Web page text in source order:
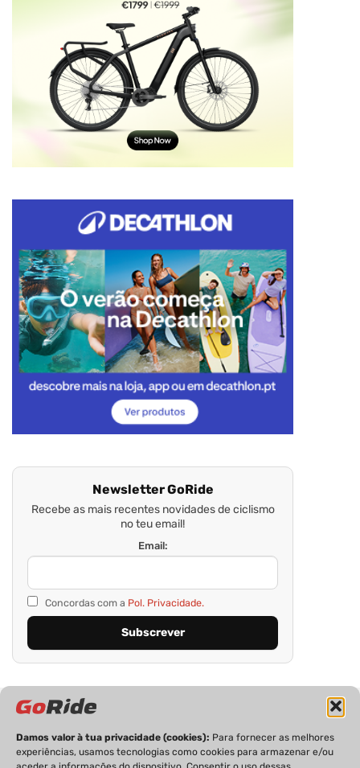
Damos valor à tua privacidade (cookies): Para fornecer as melhores
experiências, usamos tecnologias como cookies para armazenar e/ou
Newsletter GoRide
Recebe as mais recentes novidades de ciclismo
no teu email!
Email:
Concordas com a Pol. Privacidade.